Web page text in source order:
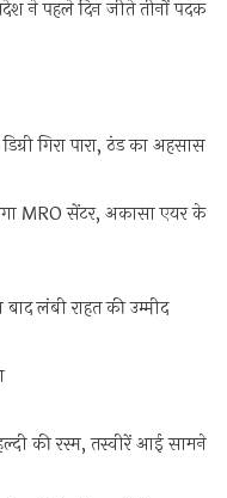
ने पहले दिन जीते तीनों पदक
गिरा पारा, ठंड का अहसास
MRO सेंटर, अकासा एयर के
बाद लंबी राहत की उम्मीद
की रस्म, तस्वीरें आई सामने